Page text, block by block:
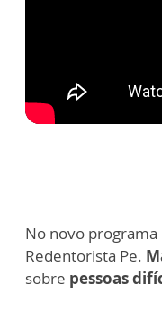
No novo programa
Redentorista Pe.
sobre pessoas